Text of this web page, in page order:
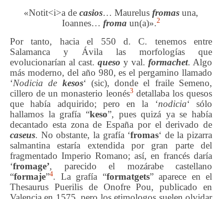
«Notit<i>a de casios… Maurelus fromas una,
Ioannes… froma un(a)».2
Por tanto, hacia el 550 d. C. tenemos entre
Salamanca y Ávila las morfologías que
evolucionarían al cast. queso y val. formachet. Algo
más moderno, del año 980, es el pergamino llamado
‘Nodicia de kesos‘ (sic), donde el fraile Semeno,
cillero de un monasterio leonés3detallaba los quesos
que había adquirido; pero en la ‘nodicia‘ sólo
hallamos la grafía “keso”, pues quizá ya se había
decantado esta zona de España por el derivado de
caseus. No obstante, la grafía ‘fromas‘ de la pizarra
salmantina estaría extendida por gran parte del
fragmentado Imperio Romano; así, en francés daría
‘fromage’, parecido el mozárabe castellano
“formaje”4. La grafía “formatgets” aparece en el
Thesaurus Puerilis de Onofre Pou, publicado en